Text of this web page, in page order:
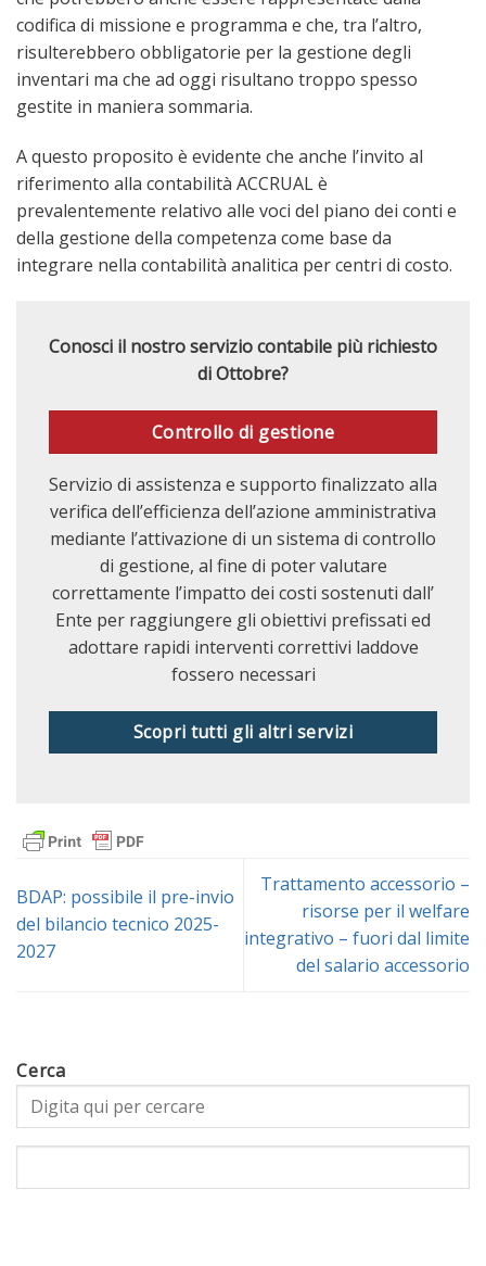
codifica di missione e programma e che, tra l’altro,
risulterebbero obbligatorie per la gestione degli
inventari ma che ad oggi risultano troppo spesso
gestite in maniera sommaria.
A questo proposito è evidente che anche l’invito al
riferimento alla contabilità ACCRUAL è
prevalentemente relativo alle voci del piano dei conti e
della gestione della competenza come base da
integrare nella contabilità analitica per centri di costo.
Conosci il nostro servizio contabile più richiesto
di Ottobre?
Controllo di gestione
Servizio di assistenza e supporto finalizzato alla
verifica dell’efficienza dell’azione amministrativa
mediante l’attivazione di un sistema di controllo
di gestione, al fine di poter valutare
correttamente l’impatto dei costi sostenuti dall’
Ente per raggiungere gli obiettivi prefissati ed
adottare rapidi interventi correttivi laddove
fossero necessari
Scopri tutti gli altri servizi
BDAP: possibile il pre-invio
del bilancio tecnico 2025-
2027
Trattamento accessorio –
risorse per il welfare
integrativo – fuori dal limite
del salario accessorio
Cerca